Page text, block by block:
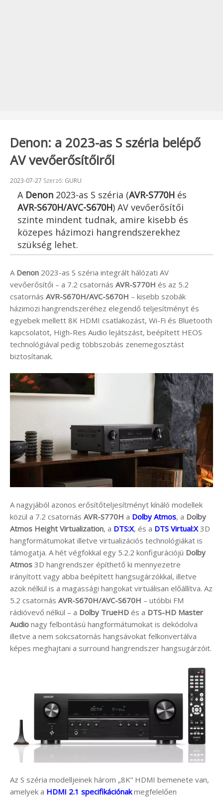
Denon: a 2023-as S széria belépő
AV vevőerősítőiről
Beküldve:
2023-07-27 Szerző: GURU
A Denon 2023-as S széria (AVR-S770H és
AVR-S670H/AVC-S670H) AV vevőerősítői
szinte mindent tudnak, amire kisebb és
közepes házimozi hangrendszerekhez
szükség lehet.
A Denon 2023-as S széria integrált hálózati AV
vevőerősítői – a 7.2 csatornás AVR-S770H és az 5.2
csatornás AVR-S670H/AVC-S670H – kisebb szobák
házimozi hangrendszeréhez elegendő teljesítményt és
egyebek mellett 8K HDMI csatlakozást, Wi-Fi és Bluetooth
kapcsolatot, High-Res Audio lejátszást, beépített HEOS
technológiával pedig többszobás zenemegosztást
biztosítanak.
A nagyjából azonos erősítőteljesítményt kínáló modellek
közül a 7.2 csatornás AVR-S770H a Dolby Atmos, a Dolby
Atmos Height Virtualization, a DTS:X, és a DTS Virtual:X 3D
hangformátumokat illetve virtualizációs technológiákat is
támogatja. A hét végfokkal egy 5.2.2 konfigurációjú Dolby
Atmos 3D hangrendszer építhető ki mennyezetre
irányított vagy abba beépített hangsugárzókkal, illetve
azok nélkül is a magassági hangokat virtuálisan előállítva. Az
5.2 csatornás AVR-S670H/AVC-S670H – utóbbi FM
rádióvevő nélkül – a Dolby TrueHD és a DTS-HD Master
Audio nagy felbontású hangformátumokat is dekódolva
illetve a nem sokcsatornás hangsávokat felkonvertálva
képes meghajtani a surround hangrendszer hangsugárzóit.
Az S széria modelljeinek három „8K” HDMI bemenete van,
amelyek a HDMI 2.1 specifikációnakmegfelelően